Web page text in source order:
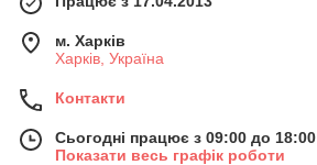
м. Харків
Харків, Україна
Контакти
Сьогодні працює з 09:00 до 18:00
Показати весь графік роботи